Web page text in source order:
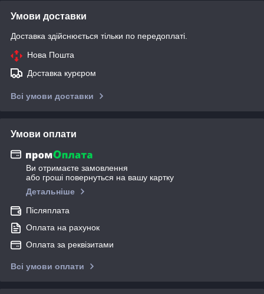
Умови доставки
Доставка здійснюється тільки по передоплаті.
Нова Пошта
Доставка курєром
Всі умови доставки
Умови оплати
Ви отримаєте замовлення
або гроші повернуться на вашу картку
Детальніше
Післяплата
Оплата на рахунок
Оплата за реквізитами
Всі умови оплати